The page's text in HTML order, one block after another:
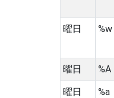
曜日 %w
曜日 %A
曜日 %a